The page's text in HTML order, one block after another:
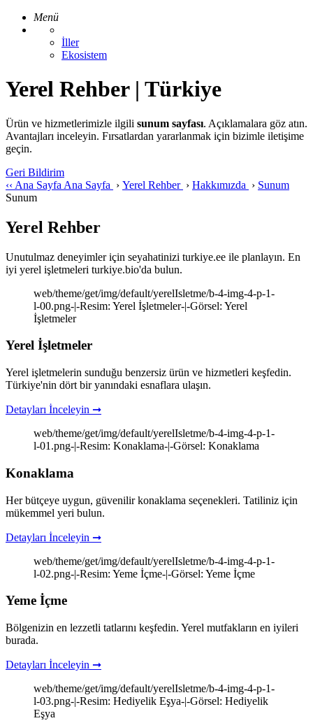
Menü
İller
Ekosistem
Yerel Rehber | Türkiye
Ürün ve hizmetlerimizle ilgili sunum sayfası. Açıklamalara göz atın.
Avantajları inceleyin. Fırsatlardan yararlanmak için bizimle iletişime
geçin.
Geri Bildirim
‹‹ Ana Sayfa Ana Sayfa › Yerel Rehber › Hakkımızda › Sunum
Sunum
Yerel Rehber
Unutulmaz deneyimler için seyahatinizi turkiye.ee ile planlayın. En
iyi yerel işletmeleri turkiye.bio'da bulun.
web/theme/get/img/default/yerelIsletme/b-4-img-4-p-1-
l-00.png-|-Resim: Yerel İşletmeler-|-Görsel: Yerel
İşletmeler
Yerel İşletmeler
Yerel işletmelerin sunduğu benzersiz ürün ve hizmetleri keşfedin.
Türkiye'nin dört bir yanındaki esnaflara ulaşın.
Detayları İnceleyin ➞
web/theme/get/img/default/yerelIsletme/b-4-img-4-p-1-
l-01.png-|-Resim: Konaklama-|-Görsel: Konaklama
Konaklama
Her bütçeye uygun, güvenilir konaklama seçenekleri. Tatiliniz için
mükemmel yeri bulun.
Detayları İnceleyin ➞
web/theme/get/img/default/yerelIsletme/b-4-img-4-p-1-
l-02.png-|-Resim: Yeme İçme-|-Görsel: Yeme İçme
Yeme İçme
Bölgenizin en lezzetli tatlarını keşfedin. Yerel mutfakların en iyileri
burada.
Detayları İnceleyin ➞
web/theme/get/img/default/yerelIsletme/b-4-img-4-p-1-
l-03.png-|-Resim: Hediyelik Eşya-|-Görsel: Hediyelik
Eşya